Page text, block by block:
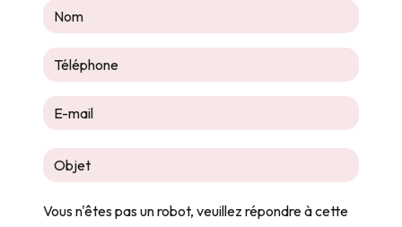
Vous n'êtes pas un robot, veuillez répondre à cette